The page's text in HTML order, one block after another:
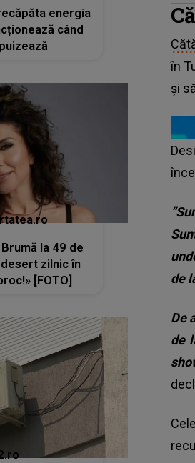
în
și
de
De
de
energia
când
la 49 de
zilnic în
[FOTO]